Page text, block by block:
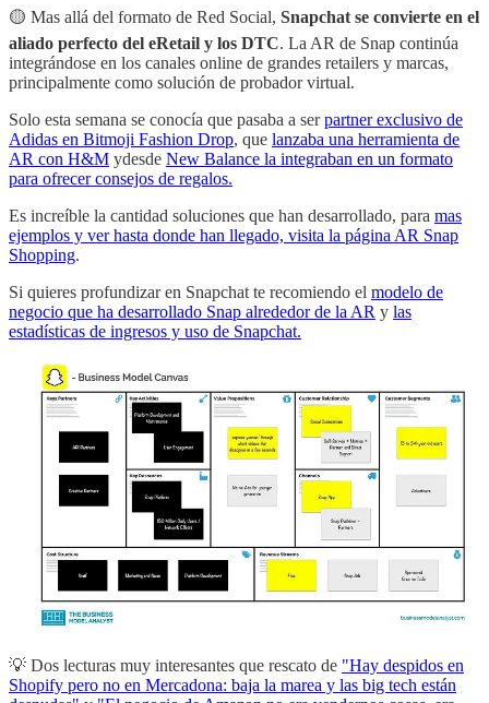
🟡 Mas allá del formato de Red Social, Snapchat se convierte en el
aliado perfecto del eRetail y los DTC. La AR de Snap continúa
integrándose en los canales online de grandes retailers y marcas,
principalmente como solución de probador virtual.
Solo esta semana se conocía que pasaba a serpartner exclusivo de
Adidas en Bitmoji Fashion Drop, que lanzaba una herramienta de
AR con H&M ydesde New Balance la integraban en un formato
para ofrecer consejos de regalos.
Es increíble la cantidad soluciones que han desarrollado, para mas
ejemplos y ver hasta donde han llegado, visita la página AR Snap
Shopping.
Si quieres profundizar en Snapchat te recomiendo el modelo de
negocio que ha desarrollado Snap alrededor de la AR y las
estadísticas de ingresos y uso de Snapchat.
💡 Dos lecturas muy interesantes que rescato de "Hay despidos en
Shopify pero no en Mercadona: baja la marea y las big tech están